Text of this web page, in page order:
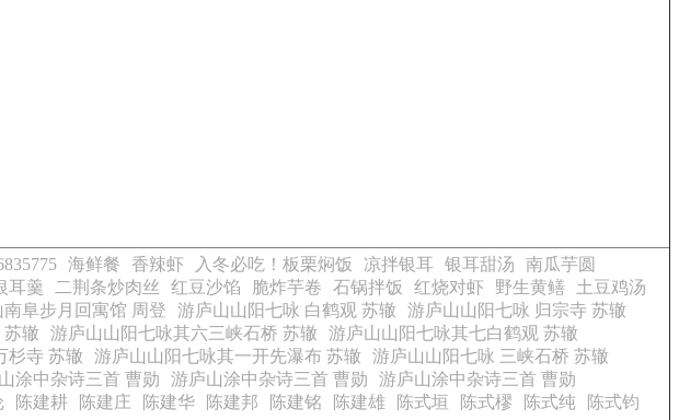
海鲜餐 香辣虾 入冬必吃！板栗焖饭 凉拌银耳 银耳甜汤
南瓜芋圆
耳羹 二荆条炒肉丝 红豆沙馅 脆炸芋卷 石锅拌饭 红烧对虾 野生黄鳝
土豆鸡汤
南阜步月回寓馆 周登 游庐山山阳七咏 白鹤观 苏辙 游庐山山阳七咏 归宗寺 苏辙
苏辙 游庐山山阳七咏其六三峡石桥 苏辙 游庐山山阳七咏其七白鹤观 苏辙
杉寺 苏辙 游庐山山阳七咏其一开先瀑布 苏辙 游庐山山阳七咏 三峡石桥 苏辙
涂中杂诗三首 曹勋 游庐山涂中杂诗三首 曹勋
游庐山涂中杂诗三首 曹勋
陈建耕 陈建庄 陈建华 陈建邦 陈建铭 陈建雄 陈式垣 陈式樛 陈式纯
陈式钧